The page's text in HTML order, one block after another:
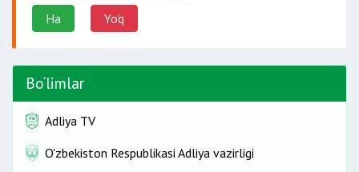
Ha Yo'q
Bo‘limlar
Adliya TV
O'zbekiston Respublikasi Adliya vazirligi